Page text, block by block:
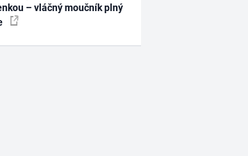
– vláčný moučník plný